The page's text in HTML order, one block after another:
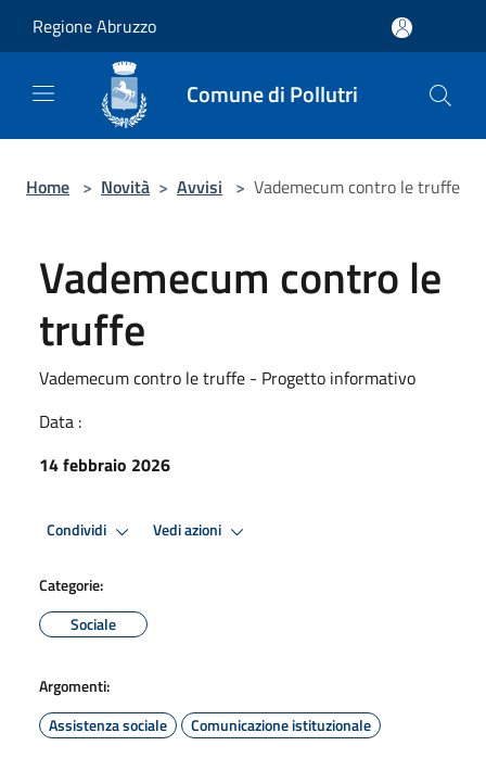
Regione Abruzzo
Comune di Pollutri
Home > Novità > Avvisi > Vademecum contro le truffe
Vademecum contro le
truffe
Vademecum contro le truffe - Progetto informativo
Data :
14 febbraio 2026
Condividi Vedi azioni
Categorie:
Sociale
Argomenti:
Assistenza sociale
Comunicazione istituzionale